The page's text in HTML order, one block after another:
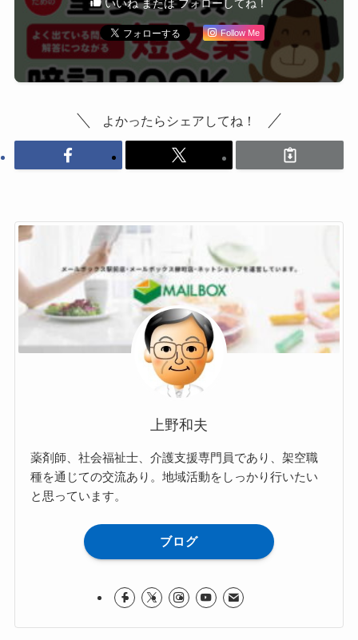
いいね または フォローしてね！
Follow Me
よかったらシェアしてね！
上野和夫
薬剤師、社会福祉士、介護支援専門員であり、架空職
種を通じての交流あり。地域活動をしっかり行いたい
と思っています。
ブログ